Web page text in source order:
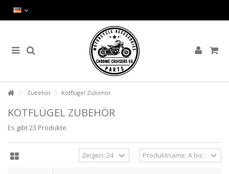
Zubehör Kotflügel Zubehör
KOTFLÜGEL ZUBEHÖR
Es gibt 23 Produkte.